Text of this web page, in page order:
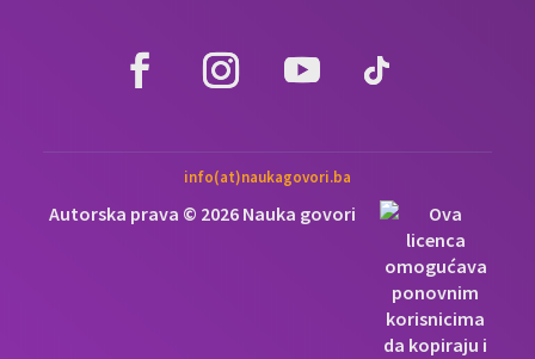
info(at)naukagovori.ba
Autorska prava © 2026 Nauka govori